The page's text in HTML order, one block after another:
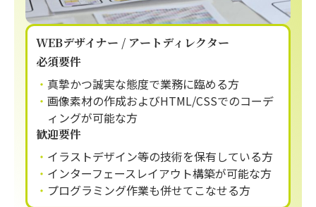
WEBデザイナー / アートディレクター
必須要件
真摯かつ誠実な態度で業務に臨める方
画像素材の作成およびHTML/CSSでのコーデ
ィングが可能な方
歓迎要件
イラストデザイン等の技術を保有している方
インターフェースレイアウト構築が可能な方
プログラミング作業も併せてこなせる方